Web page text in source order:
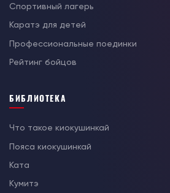
Спортивный лагерь
Каратэ для детей
Профессиональные поединки
Рейтинг бойцов
БИБЛИОТЕКА
Что такое киокушинкай
Пояса киокушинкай
Ката
Кумитэ